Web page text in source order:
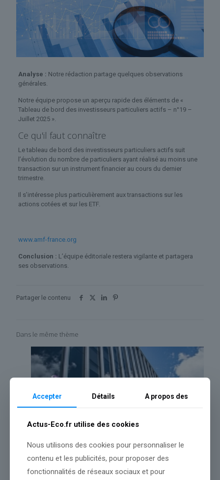
Analyse : Notre rédaction partage quelques observations
générales.
Notre équipe propose un aperçu rapide des éléments de «
Tableau de bord des investisseurs particuliers actifs – n°19 –
Juillet 2025 ».
Ce qu'il faut connaître
Le tableau de bord des investisseurs particuliers actifs suit
l’évolution du nombre de particuliers ayant réalisé au moins une
transaction sur un instrument financier au cours du dernier
trimestre.
Il s’intéresse plus particulièrement aux transactions sur les
actions cotées et sur les ETF.
www.amf-france.org
Conclusion : L’équipe éditoriale restera vigilante et partagera
ses observations.
Partager le contenu
Dans le même thème
Accepter Détails A propos des
Actus-Eco.fr utilise des cookies
Nous utilisons des cookies pour personnaliser le
contenu et les publicités, pour proposer des
fonctionnalités de réseaux sociaux et pour